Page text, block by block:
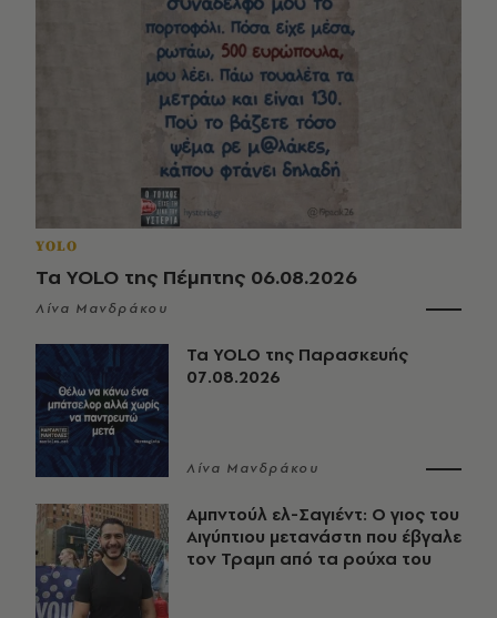
YOLO
Τα YOLO της Πέμπτης 06.08.2026
Λίνα Μανδράκου
Τα YOLO της Παρασκευής
07.08.2026
Λίνα Μανδράκου
Αμπντούλ ελ-Σαγιέντ: Ο γιος του
Αιγύπτιου μετανάστη που έβγαλε
τον Τραμπ από τα ρούχα του